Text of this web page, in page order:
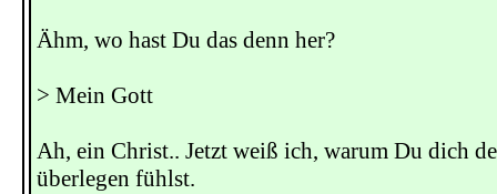
Ähm, wo hast Du das denn her?
> Mein Gott
Ah, ein Christ.. Jetzt weiß ich, warum Du dich
überlegen fühlst.